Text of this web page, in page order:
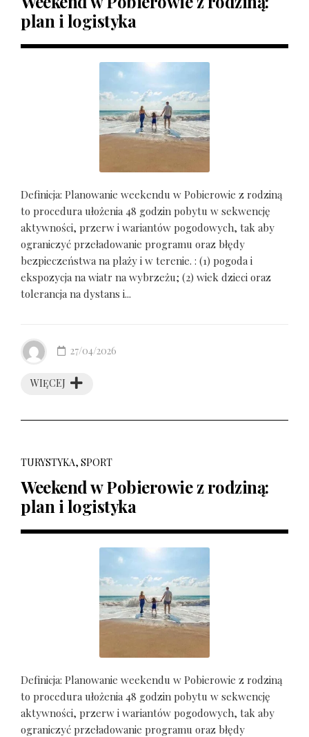
plan i logistyka
Definicja: Planowanie weekendu w Pobierowie z rodziną
to procedura ułożenia 48 godzin pobytu w sekwencję
aktywności, przerw i wariantów pogodowych, tak aby
ograniczyć przeładowanie programu oraz błędy
bezpieczeństwa na plaży i w terenie. : (1) pogoda i
ekspozycja na wiatr na wybrzeżu; (2) wiek dzieci oraz
tolerancja na dystans i...
WIĘCEJ
27/04/2026
TURYSTYKA, SPORT
Weekend w Pobierowie z rodziną:
plan i logistyka
Definicja: Planowanie weekendu w Pobierowie z rodziną
to procedura ułożenia 48 godzin pobytu w sekwencję
aktywności, przerw i wariantów pogodowych, tak aby
ograniczyć przeładowanie programu oraz błędy